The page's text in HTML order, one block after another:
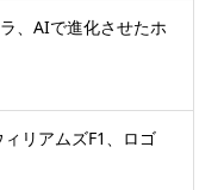
、AIで進化させたホ
リアムズF1、ロゴ